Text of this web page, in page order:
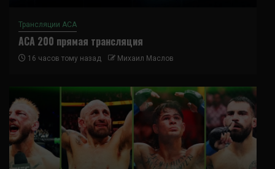
Трансляции ACA
ACA 200 прямая трансляция
16 часов тому назад Михаил Маслов